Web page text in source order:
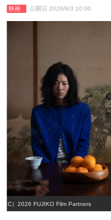
映画 公開日 2026/6/3 10:00
（C）2026 FUJIKO Film Partners